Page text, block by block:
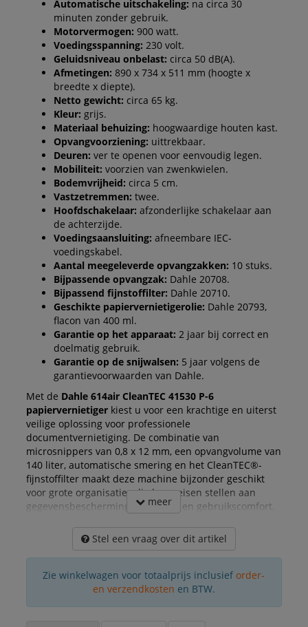
Automatische uitschakeling: na circa 30
minuten zonder gebruik.
Motorvermogen: 900 watt.
Voedingsspanning: 230 volt.
Geluidsniveau onbelast: circa 50 dB(A).
Afmetingen: 890 x 734 x 511 mm (hoogte x
breedte x diepte).
Netto gewicht: circa 65 kg.
Kleur: grijs.
Materiaal behuizing: hoogwaardige houten kast.
Opvangvoorziening: uittrekbaar.
Deuren: ver te openen voor eenvoudig legen.
Mobiliteit: voorzien van zwenkwielen.
Bodemvrijheid: circa 5 cm.
Vastzetremmen: twee.
Hoofdschakelaar: afzonderlijke schakelaar aan
de achterzijde.
Voedingsaansluiting: afneembare IEC-
voedingskabel.
Aantal meegeleverde opvangzakken: 10 stuks.
Bijpassende opvangzak: Dahle 20708.
Bijpassend fijnstoffilter: Dahle 20710.
Geschikte papiervernietigerolie: Dahle 20793,
flacon van 400 ml.
Garantie op het apparaat: 2 jaar bij correct en
doelmatig gebruik.
Garantie op de snijwalsen: 5 jaar volgens de
garantievoorwaarden van Dahle.
Met de Dahle 614air CleanTEC 41530 P-6
papiervernietigerkiest u voor een krachtige en uiterst
veilige oplossing voor professionele
documentvernietiging. De combinatie van
microsnippers van 0,8 x 12 mm, een opvangvolume van
140 liter, automatische smering en het CleanTEC®-
fijnstoffilter maakt deze machine bijzonder geschikt
voor grote organisaties die hoge eisen stellen aan
gegevensbescherming, capaciteit en gebruikscomfort.
meer
Stel een vraag over dit artikel
Zie winkelwagen voor totaalprijs inclusief order-
en verzendkosten en BTW.